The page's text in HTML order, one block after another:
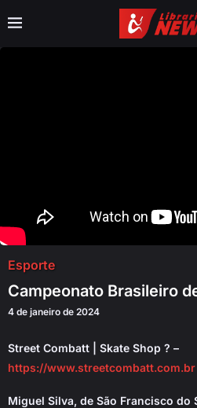
Esporte
Campeonato Brasileiro
4 de janeiro de 2024
Street Combatt | Skate Shop ? –
https://www.streetcombatt.com.br
Miguel Silva, de São Francisco